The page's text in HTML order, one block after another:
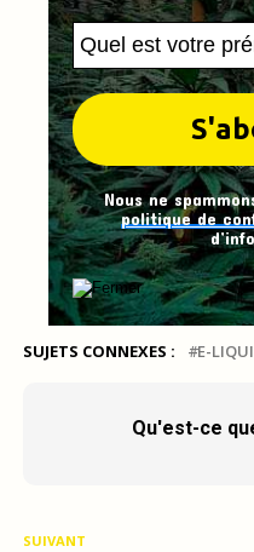
Nous ne
politique de
SUJETS CONNEXES : E-
Qu'est-ce
SUIVANT